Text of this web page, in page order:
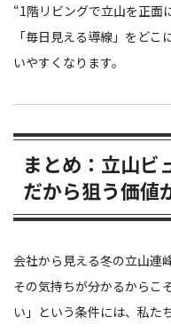
“1階リビングで立山を正面
「毎日見える導線」をど
いやすくなります。
まとめ：立山ビ
だから狙う価値
会社から見える冬の立山連
その気持ちが分かるからこ
い」という条件には、私た